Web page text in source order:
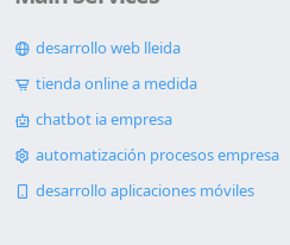
desarrollo web lleida
tienda online a medida
chatbot ia empresa
automatización procesos empresa
desarrollo aplicaciones móviles